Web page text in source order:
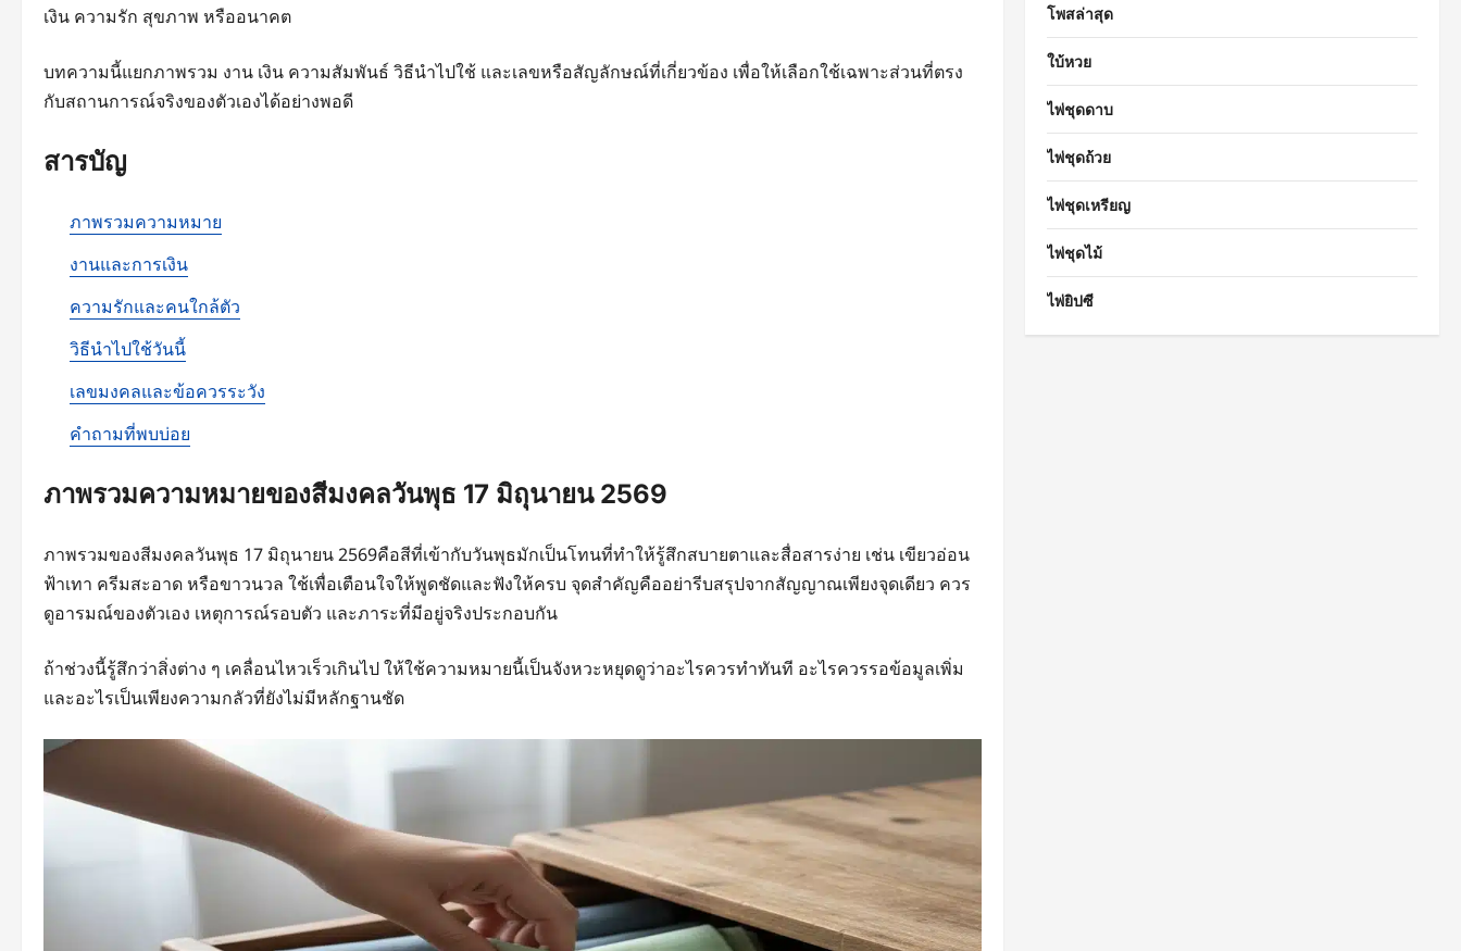
เงิน ความรัก สุขภาพ หรืออนาคต
บทความนี้แยกภาพรวม งาน เงิน ความสัมพันธ์ วิธีนำไปใช้ และเลขหรือสัญลักษณ์ที่เกี่ยวข้อง เพื่อให้เลือกใช้เฉพาะส่วนที่ตรง
กับสถานการณ์จริงของตัวเองได้อย่างพอดี
สารบัญ
ภาพรวมความหมาย
งานและการเงิน
ความรักและคนใกล้ตัว
วิธีนำไปใช้วันนี้
เลขมงคลและข้อควรระวัง
คำถามที่พบบ่อย
ภาพรวมความหมายของสีมงคลวันพุธ 17 มิถุนายน 2569
ภาพรวมของสีมงคลวันพุธ 17 มิถุนายน 2569คือสีที่เข้ากับวันพุธมักเป็นโทนที่ทำให้รู้สึกสบายตาและสื่อสารง่าย เช่น เขียวอ่อน
ฟ้าเทา ครีมสะอาด หรือขาวนวล ใช้เพื่อเตือนใจให้พูดชัดและฟังให้ครบ จุดสำคัญคืออย่ารีบสรุปจากสัญญาณเพียงจุดเดียว ควร
ดูอารมณ์ของตัวเอง เหตุการณ์รอบตัว และภาระที่มีอยู่จริงประกอบกัน
ถ้าช่วงนี้รู้สึกว่าสิ่งต่าง ๆ เคลื่อนไหวเร็วเกินไป ให้ใช้ความหมายนี้เป็นจังหวะหยุดดูว่าอะไรควรทำทันที อะไรควรรอข้อมูลเพิ่ม
และอะไรเป็นเพียงความกลัวที่ยังไม่มีหลักฐานชัด
โพสล่าสุด
ใบ้หวย
ไพ่ชุดดาบ
ไพ่ชุดถ้วย
ไพ่ชุดเหรียญ
ไพ่ชุดไม้
ไพ่ยิปซี